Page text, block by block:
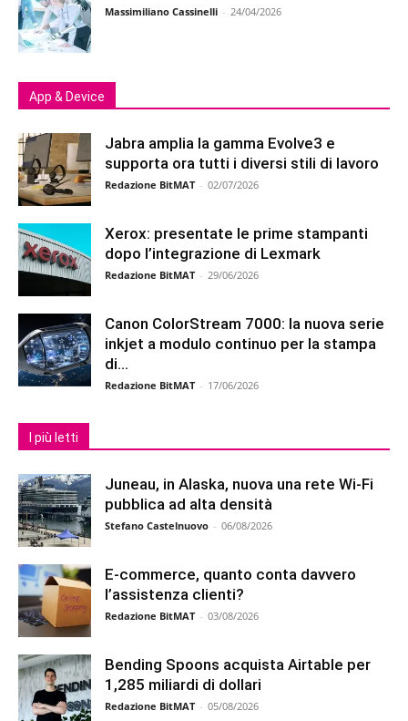
Massimiliano Cassinelli - 24/04/2026
App & Device
Jabra amplia la gamma Evolve3 e
supporta ora tutti i diversi stili di lavoro
Redazione BitMAT - 02/07/2026
Xerox: presentate le prime stampanti
dopo l’integrazione di Lexmark
Redazione BitMAT - 29/06/2026
Canon ColorStream 7000: la nuova serie
inkjet a modulo continuo per la stampa
di...
Redazione BitMAT - 17/06/2026
I più letti
Juneau, in Alaska, nuova una rete Wi-Fi
pubblica ad alta densità
Stefano Castelnuovo - 06/08/2026
E-commerce, quanto conta davvero
l’assistenza clienti?
Redazione BitMAT - 03/08/2026
Bending Spoons acquista Airtable per
1,285 miliardi di dollari
Redazione BitMAT - 05/08/2026